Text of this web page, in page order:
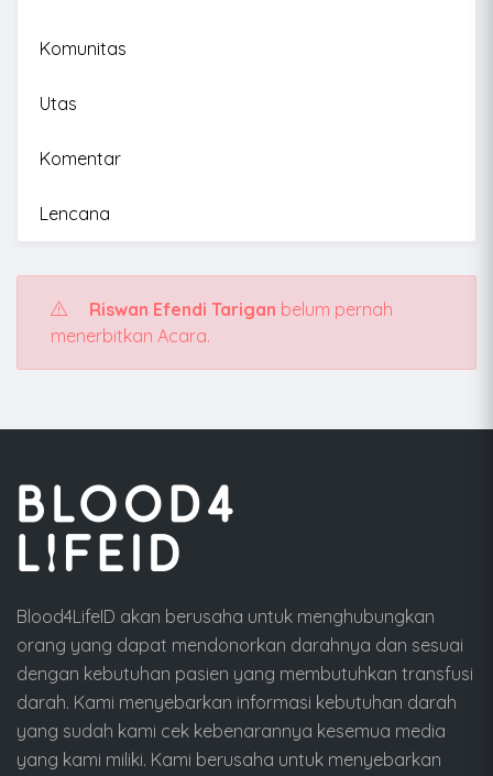
Komunitas
Utas
Komentar
Lencana
Riswan Efendi Tarigan belum pernah
menerbitkan Acara.
Blood4LifeID akan berusaha untuk menghubungkan
orang yang dapat mendonorkan darahnya dan sesuai
dengan kebutuhan pasien yang membutuhkan transfusi
darah. Kami menyebarkan informasi kebutuhan darah
yang sudah kami cek kebenarannya kesemua media
yang kami miliki. Kami berusaha untuk menyebarkan